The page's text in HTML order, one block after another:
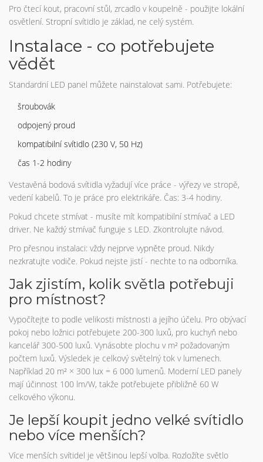
Pro čtecí kout, pracovní stůl, zrcadlo v koupelně - použijte lokální
osvětlení. Stropní svítidlo je základ, ne celý systém.
Instalace - co potřebujete
vědět
Standardní LED panel můžete nainstalovat sami. Potřebujete:
šroubovák
odpojený proud
kompatibilní svítidlo (230 V, 50 Hz)
čas 1-2 hodiny
Vestavěná bodová svítidla vyžadují více práce - výřezy ve stropě,
vedení kabelů. To je práce pro elektrikáře. Čas: 3-4 hodiny.
Pokud chcete stmívat - musíte mít kompatibilní stmívač a LED
driver. Ne každý stmívač funguje s LED. Zkontrolujte návod.
Pro přesnou instalaci: vždy nejprve vypněte proud. Nikdy
nezkratujte vodiče. Pokud nejste jistí - nechte to na odborníka.
Jak zjistím, kolik světla potřebuji
pro místnost?
Vypočítejte to podle velikosti místnosti a jejího účelu. Pro obývací
pokoj nebo ložnici potřebujete 200-300 luxů, pro kuchyň nebo
kancelář 300-500 luxů. Vynásobte plochu v m² požadovaným
počtem luxů. Výsledek je celkový světelný tok v lumenech.
Například 20 m² × 300 lux = 6 000 lumenů. Moderní LED panely
mají účinnost 100 lm/W, takže potřebujete přibližně 60 W
celkového výkonu.
Je lepší koupit jedno velké svítidlo
nebo více menších?
Více menších svítidel je většinou lepší volba. Rozložíte světlo